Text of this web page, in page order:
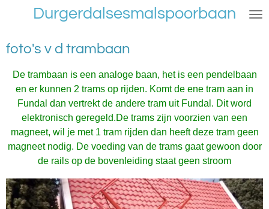
naar
de
hoofdinhoud
Durgerdalsesmalspoorbaan
foto's v d trambaan
De trambaan is een analoge baan, het is een pendelbaan
en er kunnen 2 trams op rijden. Komt de ene tram aan in
Fundal dan vertrekt de andere tram uit Fundal. Dit word
elektronisch geregeld.De trams zijn voorzien van een
magneet, wil je met 1 tram rijden dan heeft deze tram geen
magneet nodig. De voeding van de trams gaat gewoon door
de rails op de bovenleiding staat geen stroom